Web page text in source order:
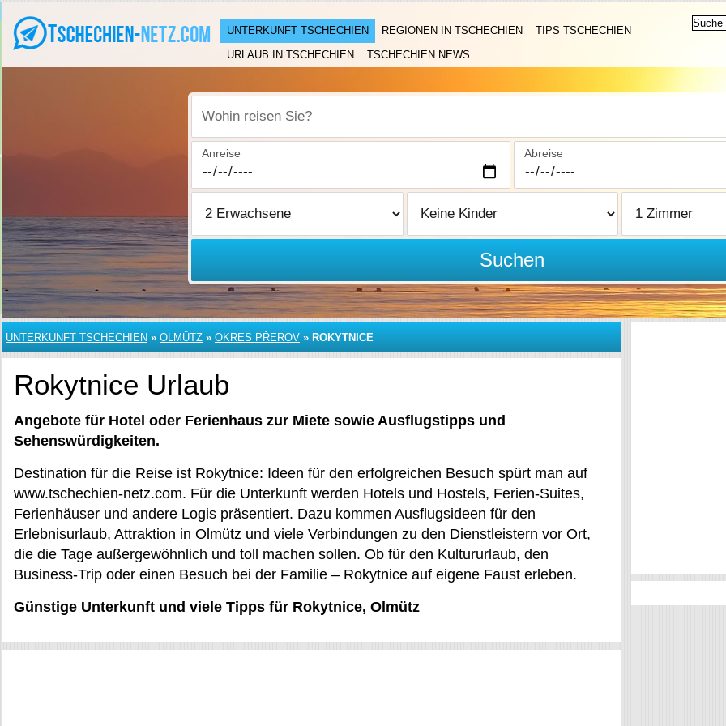
UNTERKUNFT TSCHECHIEN REGIONEN IN TSCHECHIEN
TIPS TSCHECHIEN
URLAUB IN TSCHECHIEN
TSCHECHIEN NEWS
Wohin reisen Sie?
Anreise Abreise
Suchen
UNTERKUNFT TSCHECHIEN » OLMÜTZ » OKRES PŘEROV » ROKYTNICE
Rokytnice Urlaub
Angebote für Hotel oder Ferienhaus zur Miete sowie Ausflugstipps und
Sehenswürdigkeiten.
Destination für die Reise ist Rokytnice: Ideen für den erfolgreichen Besuch spürt man auf
www.tschechien-netz.com. Für die Unterkunft werden Hotels und Hostels, Ferien-Suites,
Ferienhäuser und andere Logis präsentiert. Dazu kommen Ausflugsideen für den
Erlebnisurlaub, Attraktion in Olmütz und viele Verbindungen zu den Dienstleistern vor Ort,
die die Tage außergewöhnlich und toll machen sollen. Ob für den Kultururlaub, den
Business-Trip oder einen Besuch bei der Familie – Rokytnice auf eigene Faust erleben.
Günstige Unterkunft und viele Tipps für Rokytnice, Olmütz